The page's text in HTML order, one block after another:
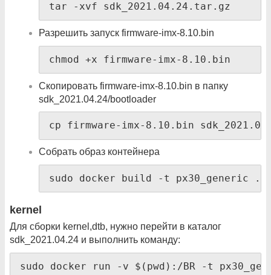
tar -xvf sdk_2021.04.24.tar.gz
Разрешить запуск firmware-imx-8.10.bin
chmod +x firmware-imx-8.10.bin
Cкопировать firmware-imx-8.10.bin в папку
sdk_2021.04.24/bootloader
cp firmware-imx-8.10.bin
Собрать образ контейнера
sudo docker build -t px30_generic .
kernel
Для сборки kernel,dtb, нужно перейти в каталог
sdk_2021.04.24 и выполнить команду:
sudo docker run -v $(pwd):/BR -t